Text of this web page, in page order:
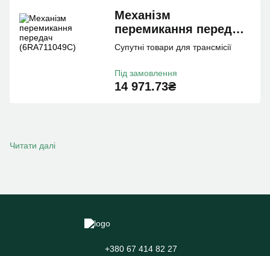
Механiзм
перемикання передач
(6RA711049C)
Супутні товари для трансмісії
14 971.73₴
Під замовлення
Читати далі
+380 67 414 82 27